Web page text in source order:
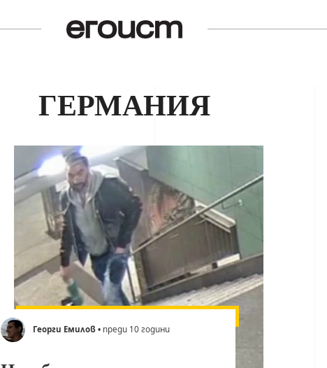
ГЕРМАНИЯ
Георги Емилов • преди 10 години